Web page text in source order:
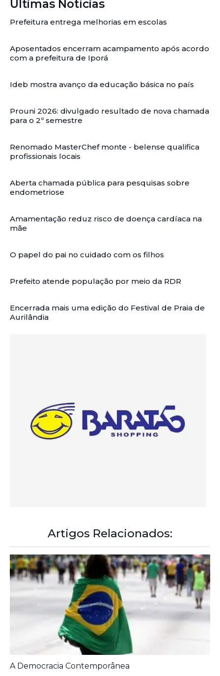
Últimas Notícias
Prefeitura entrega melhorias em escolas
Aposentados encerram acampamento após acordo
com a prefeitura de Iporá
Ideb mostra avanço da educação básica no país
Prouni 2026: divulgado resultado de nova chamada
para o 2º semestre
Renomado MasterChef monte - belense qualifica
profissionais locais
Aberta chamada pública para pesquisas sobre
endometriose
Amamentação reduz risco de doença cardíaca na
mãe
O papel do pai no cuidado com os filhos
Prefeito atende população por meio da RDR
Encerrada mais uma edição do Festival de Praia de
Aurilândia
Artigos Relacionados:
A Democracia Contemporânea
Prefeitura entrega melhorias em escolas